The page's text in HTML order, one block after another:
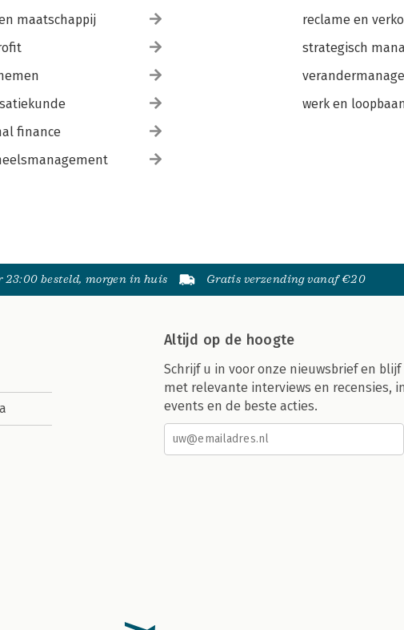
maatschappij
finance
reclame en
strategisch
werk en
23:00 besteld, morgen in huis Gratis verzending vanaf €20
Altijd op de hoogte
Schrijf u in voor onze nieuwsbrief en
met relevante interviews en recensies,
events en de beste acties.